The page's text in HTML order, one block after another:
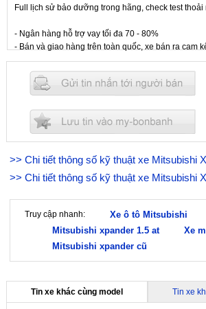
Full lịch sử bảo dưỡng trong hãng, check test thoải
- Ngân hàng hỗ trợ vay tối đa 70 - 80%
- Bán và giao hàng trên toàn quốc, xe bán ra cam
thủy kích. Giá thành hợp lý cùng đội ngũ nhân
mọi nhu cầu của quý khách hàng!
>> Chi tiết thông số kỹ thuật xe Mitsubishi
>> Chi tiết thông số kỹ thuật xe Mitsubishi
Truy cập nhanh: Xe ô tô Mitsubishi
Mitsubishi xpander 1.5 at
Xe
Mitsubishi xpander cũ
Tin xe khác cùng model Tin xe